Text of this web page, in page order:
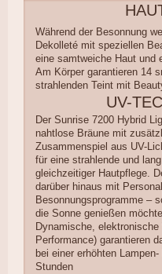
Während der Besonnung
Dekolleté mit speziellen
eine samtweiche Haut und
Am Körper garantieren 14
strahlenden Teint mit
UV-
Der Sunrise 7200 Hybrid
nahtlose Bräune mit
Zusammenspiel aus UV-
für eine strahlende und
gleichzeitiger Hautpflege.
darüber hinaus mit
Besonnungsprogramme –
die Sonne genießen
Dynamische,
Performance) garantieren
bei einer erhöhten
Stunden